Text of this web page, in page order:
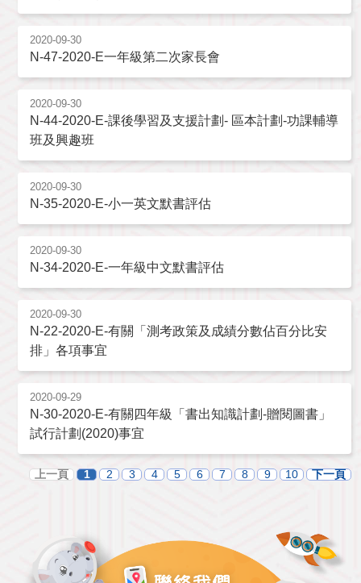
2020-09-30
N-47-2020-E一年級第二次家長會
2020-09-30
N-44-2020-E-課後學習及支援計劃- 區本計劃-功課輔導
班及興趣班
2020-09-30
N-35-2020-E-小一英文默書評估
2020-09-30
N-34-2020-E-一年級中文默書評估
2020-09-30
N-22-2020-E-有關「測考政策及成績分數佔百分比安
排」各項事宜
2020-09-29
N-30-2020-E-有關四年級「書出知識計劃-贈閱圖書」
試行計劃(2020)事宜
上一頁 1 2 3 4 5 6 7 8 9 10 下一頁